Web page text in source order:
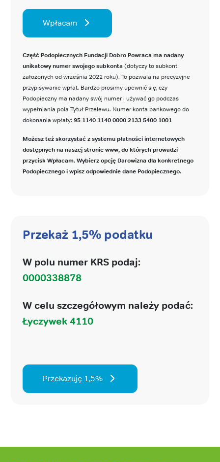
Wpłacam
Część Podopiecznych Fundacji Dobro Powraca ma nadany
unikatowy numer swojego subkonta (dotyczy to subkont
założonych od września 2022 roku). To pozwala na precyzyjne
przypisywanie wpłat. Bardzo prosimy upewnić się, czy
Podopieczny ma nadany swój numer i używać go podczas
wypełniania pola Tytuł Przelewu. Numer konta bankowego do
dokonania wpłaty: 95 1140 1140 0000 2133 5400 1001
Możesz też skorzystać z systemu płatności internetowych
dostępnych na naszej stronie www, do których prowadzi
przycisk Wpłacam. Wybierz opcję Darowizna dla konkretnego
Podopiecznego i wpisz odpowiednie dane Podopiecznego.
Przekaż 1,5% podatku
W polu numer KRS podaj:
0000338878
W celu szczegółowym należy podać:
Łyczywek 4110
Przekazuję 1,5%